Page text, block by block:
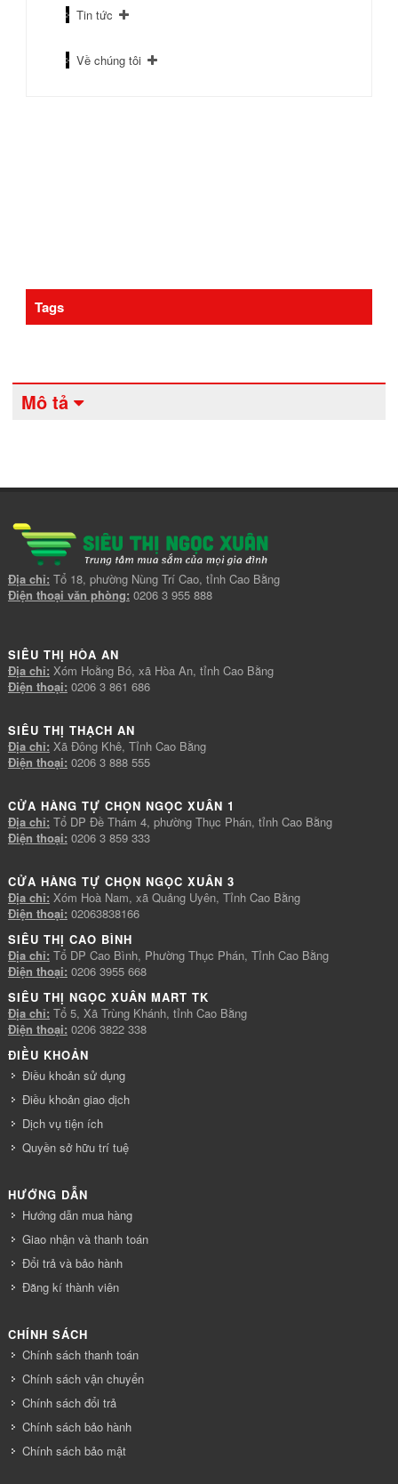
Tin tức
Về chúng tôi
Tags
Mô tả
Địa chỉ: Tổ 18, phường Nùng Trí Cao, tỉnh Cao Bằng
Điện thoại văn phòng: 0206 3 955 888
SIÊU THỊ HÒA AN
Địa chỉ: Xóm Hoằng Bó, xã Hòa An, tỉnh Cao Bằng
Điện thoại: 0206 3 861 686
SIÊU THỊ THẠCH AN
Địa chỉ: Xã Đông Khê, Tỉnh Cao Bằng
Điện thoại: 0206 3 888 555
CỬA HÀNG TỰ CHỌN NGỌC XUÂN 1
Địa chỉ: Tổ DP Đề Thám 4, phường Thục Phán, tỉnh Cao Bằng
Điện thoại: 0206 3 859 333
CỬA HÀNG TỰ CHỌN NGỌC XUÂN 3
Địa chỉ: Xóm Hoà Nam, xã Quảng Uyên, Tỉnh Cao Bằng
Điện thoại: 02063838166
SIÊU THỊ CAO BÌNH
Địa chỉ: Tổ DP Cao Bình, Phường Thục Phán, Tỉnh Cao Bằng
Điện thoại: 0206 3955 668
SIÊU THỊ NGỌC XUÂN MART TK
Địa chỉ: Tổ 5, Xã Trùng Khánh, tỉnh Cao Bằng
Điện thoại: 0206 3822 338
ĐIỀU KHOẢN
Điều khoản sử dụng
Điều khoản giao dịch
Dịch vụ tiện ích
Quyền sở hữu trí tuệ
HƯỚNG DẪN
Hướng dẫn mua hàng
Giao nhận và thanh toán
Đổi trả và bảo hành
Đăng kí thành viên
CHÍNH SÁCH
Chính sách thanh toán
Chính sách vận chuyển
Chính sách đổi trả
Chính sách bảo hành
Chính sách bảo mật